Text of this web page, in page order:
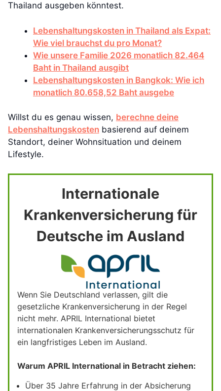
Thailand ausgeben könntest.
Lebenshaltungskosten in Thailand als Expat:
Wie viel brauchst du pro Monat?
Wie unsere Familie 2026 monatlich 82.464
Baht in Thailand ausgibt
Lebenshaltungskosten in Bangkok: Wie ich
monatlich 80.658,52 Baht ausgebe
Willst du es genau wissen, berechne deine
Lebenshaltungskosten basierend auf deinem
Standort, deiner Wohnsituation und deinem
Lifestyle.
Internationale
Krankenversicherung für
Deutsche im Ausland
Wenn Sie Deutschland verlassen, gilt die
gesetzliche Krankenversicherung in der Regel
nicht mehr. APRIL International bietet
internationalen Krankenversicherungsschutz für
ein langfristiges Leben im Ausland.
Warum APRIL International in Betracht ziehen:
Über 35 Jahre Erfahrung in der Absicherung